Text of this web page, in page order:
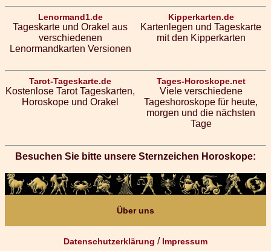
Lenormand1.de
Tageskarte und Orakel aus
verschiedenen
Lenormandkarten Versionen
Kipperkarten.de
Kartenlegen und Tageskarte
mit den Kipperkarten
Tarot-Tageskarte.de
Kostenlose Tarot Tageskarten,
Horoskope und Orakel
Tages-Horoskope.net
Viele verschiedene
Tageshoroskope für heute,
morgen und die nächsten
Tage
Besuchen Sie bitte unsere Sternzeichen Horoskope:
Über uns
Datenschutzerklärung / Impressum